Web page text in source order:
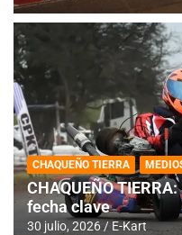
CHAQUEÑO TIERRA
CHAQUEÑO
fecha clave
30 julio, 2026 E-Kart